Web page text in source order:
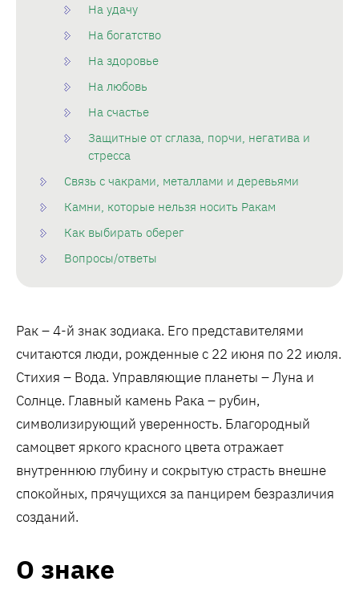
На удачу
На богатство
На здоровье
На любовь
На счастье
Защитные от сглаза, порчи, негатива и
стресса
Связь с чакрами, металлами и деревьями
Камни, которые нельзя носить Ракам
Как выбирать оберег
Вопросы/ответы
Рак – 4-й знак зодиака. Его представителями
считаются люди, рожденные с 22 июня по 22 июля.
Стихия – Вода. Управляющие планеты – Луна и
Солнце. Главный камень Рака – рубин,
символизирующий уверенность. Благородный
самоцвет яркого красного цвета отражает
внутреннюю глубину и сокрытую страсть внешне
спокойных, прячущихся за панцирем безразличия
созданий.
О знаке